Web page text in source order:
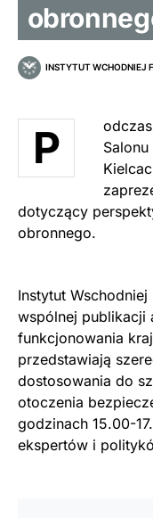
INSTYTUT WCHODNIEJ
P
dotyczący
obronnego.
Instytut
wspólnej publikacji
funkcjonowania
przedstawiają
dostosowania do
otoczenia
godzinach 15.00-
ekspertów i